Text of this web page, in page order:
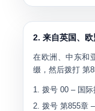
2. 来自英国、
在欧洲、中东和
缀，然后拨打第
拨号00 – 国际
拨号第855章